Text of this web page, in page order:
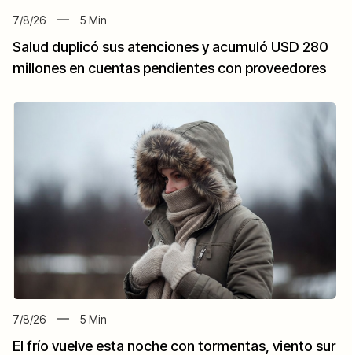
7/8/26 5 Min
Salud duplicó sus atenciones y acumuló USD 280
millones en cuentas pendientes con proveedores
7/8/26 5 Min
El frío vuelve esta noche con tormentas, viento sur